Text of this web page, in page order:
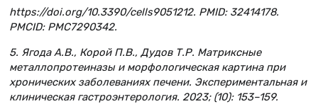
https://doi.org/10.3390/cells9051212. PMID: 32414178.
PMCID: PMC7290342.
5. Ягода А.В., Корой П.В., Дудов Т.Р. Матриксные
металлопротеиназы и морфологическая картина при
хронических заболеваниях печени. Экспериментальная и
клиническая гастроэнтерология. 2023; (10): 153–159.